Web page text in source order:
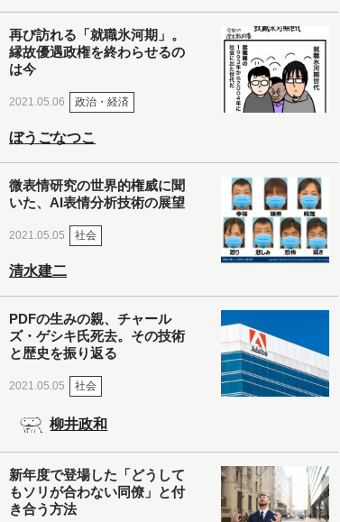
再び訪れる「就職氷河期」。
縁故優遇政権を終わらせるの
は今
2021.05.06 政治・経済
ぼうごなつこ
微表情研究の世界的権威に聞
いた、AI表情分析技術の展望
2021.05.05 社会
清水建二
PDFの生みの親、チャール
ズ・ゲシキ氏死去。その技術
と歴史を振り返る
2021.05.05 社会
柳井政和
新年度で登場した「どうして
もソリが合わない同僚」と付
き合う方法